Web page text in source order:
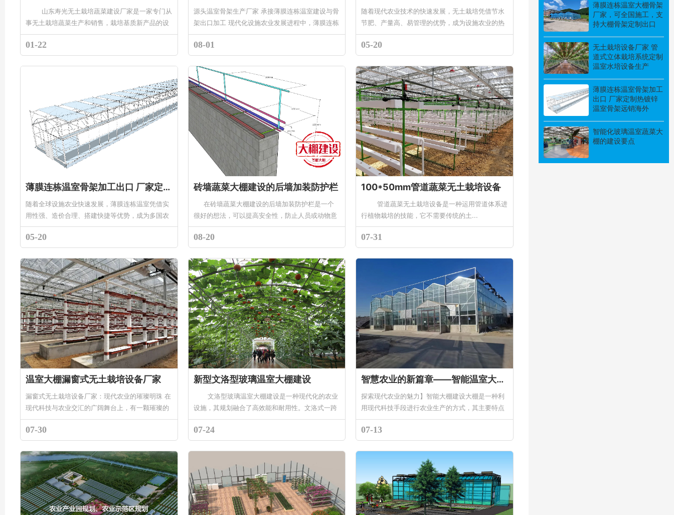
薄膜连栋温室大棚骨架
厂家，可全国施工，支
持大棚骨架定制出口
无土栽培设备厂家 管
道式立体栽培系统定制
温室水培设备生产
薄膜连栋温室骨架加工
出口 厂家定制热镀锌
温室骨架远销海外
智能化玻璃温室蔬菜大
棚的建设要点
山东寿光无土栽培蔬菜建设厂家是一家专门从
事无土栽培蔬菜生产和销售，栽培基质新产品的设
计与开发.保水剂的研...
01-22
源头温室骨架生产厂家 承接薄膜连栋温室建设与骨
架出口加工 现代化设施农业发展进程中，薄膜连栋
温室凭借土地利用率高、智能化管控、四季稳定种
植的优势，成为国内...
08-01
随着现代农业技术的快速发展，无土栽培凭借节水
节肥、产量高、易管理的优势，成为设施农业的热
门选择。我厂作为专业无土栽培设备厂家，专注管
道式立体栽培系统、水培设备、...
05-20
薄膜连栋温室骨架加工出口 厂家定制热镀锌温室骨架远销海外
随着全球设施农业快速发展，薄膜连栋温室凭借实
用性强、造价合理、搭建快捷等优势，成为多国农
业种植首选设施。我厂专注薄膜连栋温室骨架加工
出口多年，坐落于山东温室产业...
05-20
砖墙蔬菜大棚建设的后墙加装防护栏
在砖墙蔬菜大棚建设的后墙加装防护栏是一个
很好的想法，可以提高安全性，防止人员或动物意
外跌落，同时也可以增加一些额外的支撑...
08-20
100*50mm管道蔬菜无土栽培设备
管道蔬菜无土栽培设备是一种运用管道体系进
行植物栽培的技能，它不需要传统的土...
07-31
温室大棚漏窗式无土栽培设备厂家
漏窗式无土栽培设备厂家：现代农业的璀璨明珠 在
现代科技与农业交汇的广阔舞台上，有一颗璀璨的
明珠——漏窗式无土栽培设备厂家。它们如同农耕
年...
07-30
新型文洛型玻璃温室大棚建设
文洛型玻璃温室大棚建设是一种现代化的农业
设施，其规划融合了高效能和耐用性。文洛式一跨
三...
07-24
智慧农业的新篇章——智能温室大棚建设
探索现代农业的魅力】智能大棚建设大棚是一种利
用现代科技手段进行农业生产的方式，其主要特点
包括智能化、自动化和高效化。以下是一些关于智
能大棚建设大棚建设的关键点：...
07-13